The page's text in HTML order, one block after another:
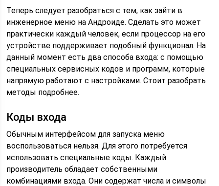
Теперь следует разобраться с тем, как зайти в
инженерное меню на Андроиде. Сделать это может
практически каждый человек, если процессор на его
устройстве поддерживает подобный функционал. На
данный момент есть два способа входа: с помощью
специальных сервисных кодов и программ, которые
напрямую работают с настройками. Стоит разобрать
методы подробнее.
Коды входа
Обычным интерфейсом для запуска меню
воспользоваться нельзя. Для этого потребуется
использовать специальные коды. Каждый
производитель обладает собственными
комбинациями входа. Они содержат числа и символы